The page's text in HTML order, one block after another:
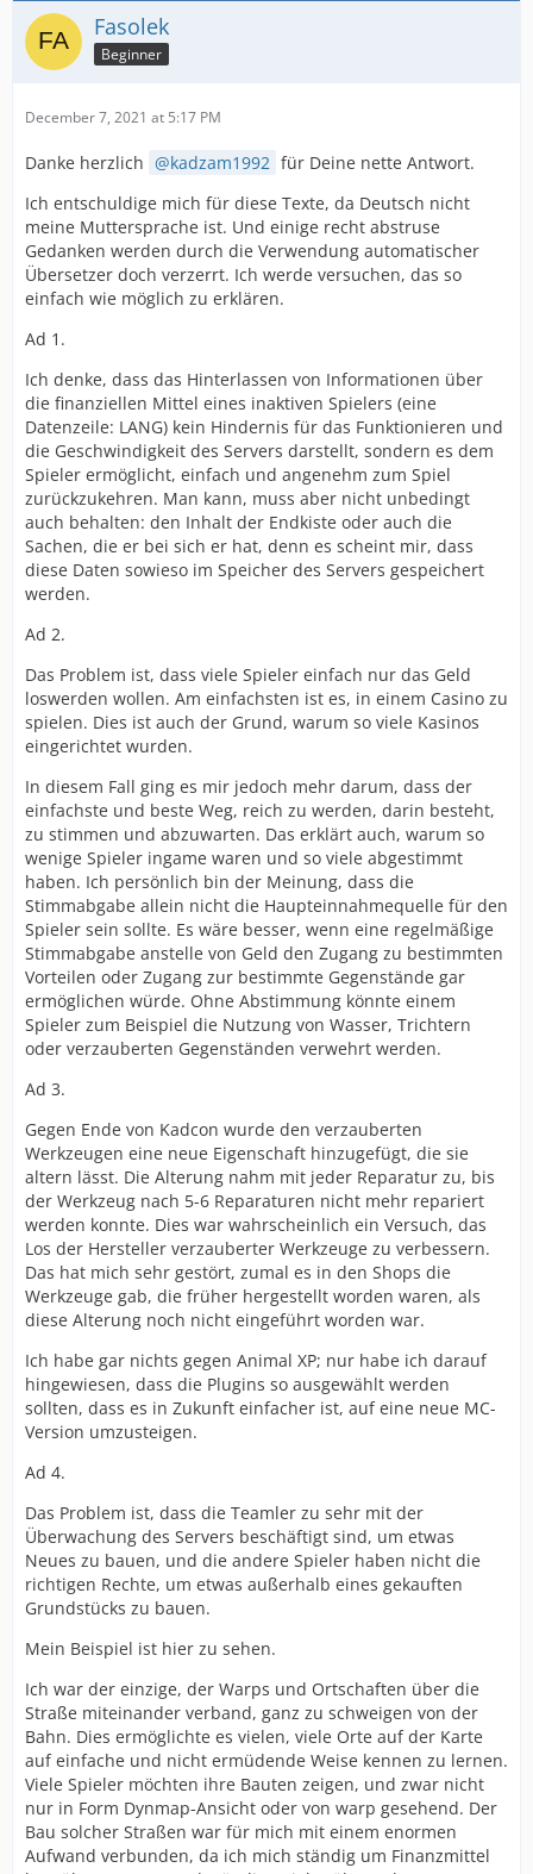
Fasolek
Beginner
December 7, 2021 at 5:17 PM
Danke herzlich kadzam1992 für Deine nette Antwort.
Ich entschuldige mich für diese Texte, da Deutsch nicht
meine Muttersprache ist. Und einige recht abstruse
Gedanken werden durch die Verwendung automatischer
Übersetzer doch verzerrt. Ich werde versuchen, das so
einfach wie möglich zu erklären.
Ad 1.
Ich denke, dass das Hinterlassen von Informationen über
die finanziellen Mittel eines inaktiven Spielers (eine
Datenzeile: LANG) kein Hindernis für das Funktionieren und
die Geschwindigkeit des Servers darstellt, sondern es dem
Spieler ermöglicht, einfach und angenehm zum Spiel
zurückzukehren. Man kann, muss aber nicht unbedingt
auch behalten: den Inhalt der Endkiste oder auch die
Sachen, die er bei sich er hat, denn es scheint mir, dass
diese Daten sowieso im Speicher des Servers gespeichert
werden.
Ad 2.
Das Problem ist, dass viele Spieler einfach nur das Geld
loswerden wollen. Am einfachsten ist es, in einem Casino zu
spielen. Dies ist auch der Grund, warum so viele Kasinos
eingerichtet wurden.
In diesem Fall ging es mir jedoch mehr darum, dass der
einfachste und beste Weg, reich zu werden, darin besteht,
zu stimmen und abzuwarten. Das erklärt auch, warum so
wenige Spieler ingame waren und so viele abgestimmt
haben. Ich persönlich bin der Meinung, dass die
Stimmabgabe allein nicht die Haupteinnahmequelle für den
Spieler sein sollte. Es wäre besser, wenn eine regelmäßige
Stimmabgabe anstelle von Geld den Zugang zu bestimmten
Vorteilen oder Zugang zur bestimmte Gegenstände gar
ermöglichen würde. Ohne Abstimmung könnte einem
Spieler zum Beispiel die Nutzung von Wasser, Trichtern
oder verzauberten Gegenständen verwehrt werden.
Ad 3.
Gegen Ende von Kadcon wurde den verzauberten
Werkzeugen eine neue Eigenschaft hinzugefügt, die sie
altern lässt. Die Alterung nahm mit jeder Reparatur zu, bis
der Werkzeug nach 5-6 Reparaturen nicht mehr repariert
werden konnte. Dies war wahrscheinlich ein Versuch, das
Los der Hersteller verzauberter Werkzeuge zu verbessern.
Das hat mich sehr gestört, zumal es in den Shops die
Werkzeuge gab, die früher hergestellt worden waren, als
diese Alterung noch nicht eingeführt worden war.
Ich habe gar nichts gegen Animal XP; nur habe ich darauf
hingewiesen, dass die Plugins so ausgewählt werden
sollten, dass es in Zukunft einfacher ist, auf eine neue MC-
Version umzusteigen.
Ad 4.
Das Problem ist, dass die Teamler zu sehr mit der
Überwachung des Servers beschäftigt sind, um etwas
Neues zu bauen, und die andere Spieler haben nicht die
richtigen Rechte, um etwas außerhalb eines gekauften
Grundstücks zu bauen.
Mein Beispiel ist hier zu sehen.
Ich war der einzige, der Warps und Ortschaften über die
Straße miteinander verband, ganz zu schweigen von der
Bahn. Dies ermöglichte es vielen, viele Orte auf der Karte
auf einfache und nicht ermüdende Weise kennen zu lernen.
Viele Spieler möchten ihre Bauten zeigen, und zwar nicht
nur in Form Dynmap-Ansicht oder von warp gesehend. Der
Bau solcher Straßen war für mich mit einem enormen
Aufwand verbunden, da ich mich ständig um Finanzmittel